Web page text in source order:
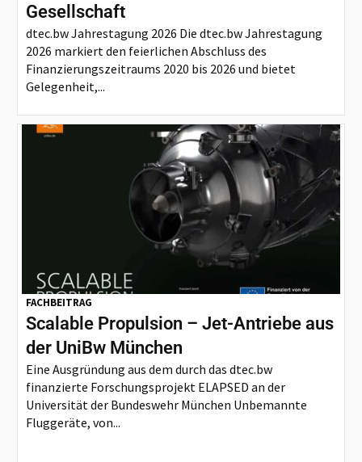
Gesellschaft
dtec.bw Jahrestagung 2026 Die dtec.bw Jahrestagung
2026 markiert den feierlichen Abschluss des
Finanzierungszeitraums 2020 bis 2026 und bietet
Gelegenheit,...
FACHBEITRAG
Scalable Propulsion – Jet-Antriebe aus
der UniBw München
Eine Ausgründung aus dem durch das dtec.bw
finanzierte Forschungsprojekt ELAPSED an der
Universität der Bundeswehr München Unbemannte
Fluggeräte, von...